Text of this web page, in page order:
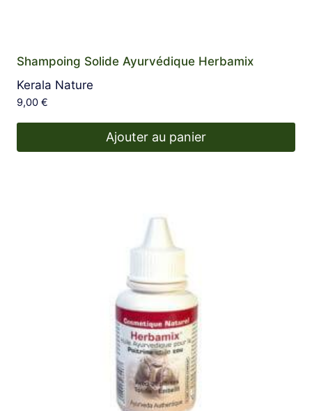
Shampoing Solide Ayurvédique Herbamix
Kerala Nature
9,00 €
Ajouter au panier